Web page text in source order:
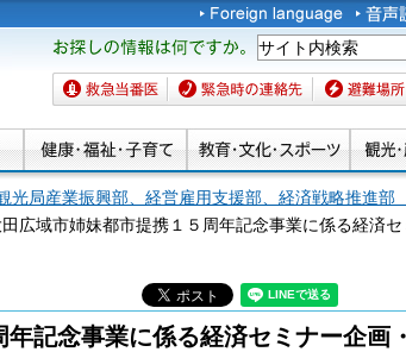
お探しの情報は何です
か。
救急当番医 緊急時の連絡先 避難場所
光局産業振興部、経営雇用支援部、経済戦略推進
広域市姉妹都市提携１５周年記念事業に係る経済
記念事業に係る経済セミナー企画